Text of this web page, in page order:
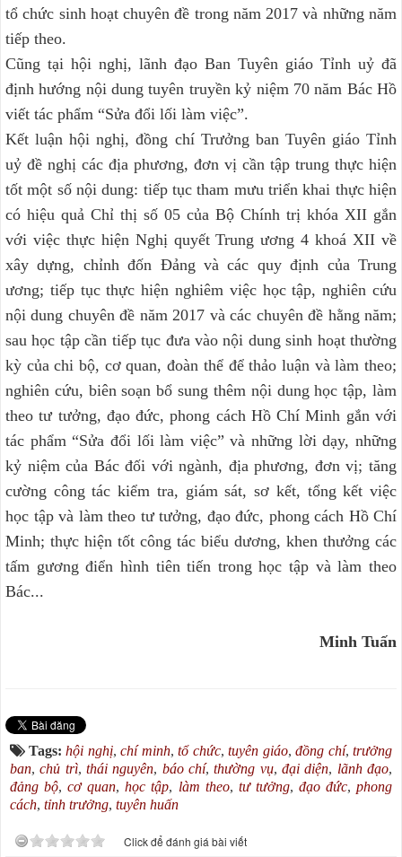
tổ chức sinh hoạt chuyên đề trong năm 2017 và những năm
tiếp theo.
Cũng tại hội nghị, lãnh đạo Ban Tuyên giáo Tỉnh uỷ đã
định hướng nội dung tuyên truyền kỷ niệm 70 năm Bác Hồ
viết tác phẩm “Sửa đổi lối làm việc”.
Kết luận hội nghị, đồng chí Trưởng ban Tuyên giáo Tỉnh
uỷ đề nghị các địa phương, đơn vị cần tập trung thực hiện
tốt một số nội dung: tiếp tục tham mưu triển khai thực hiện
có hiệu quả Chỉ thị số 05 của Bộ Chính trị khóa XII gắn
với việc thực hiện Nghị quyết Trung ương 4 khoá XII về
xây dựng, chỉnh đốn Đảng và các quy định của Trung
ương; tiếp tục thực hiện nghiêm việc học tập, nghiên cứu
nội dung chuyên đề năm 2017 và các chuyên đề hằng năm;
sau học tập cần tiếp tục đưa vào nội dung sinh hoạt thường
kỳ của chi bộ, cơ quan, đoàn thể để thảo luận và làm theo;
nghiên cứu, biên soạn bổ sung thêm nội dung học tập, làm
theo tư tưởng, đạo đức, phong cách Hồ Chí Minh gắn với
tác phẩm “Sửa đổi lối làm việc” và những lời dạy, những
kỷ niệm của Bác đối với ngành, địa phương, đơn vị; tăng
cường công tác kiểm tra, giám sát, sơ kết, tổng kết việc
học tập và làm theo tư tưởng, đạo đức, phong cách Hồ Chí
Minh; thực hiện tốt công tác biểu dương, khen thưởng các
tấm gương điển hình tiên tiến trong học tập và làm theo
Bác...
Minh Tuấn
Tags:hội nghị,chí minh,tổ chức,tuyên giáo,đồng chí,trưởng
ban,chủ trì,thái nguyên, báo chí,thường vụ,đại diện, lãnh đạo,
đảng bộ,cơ quan,học tập, làm theo, tư tưởng, đạo đức,phong
cách, tỉnh trưởng, tuyên huấn
Click để đánh giá bài viết